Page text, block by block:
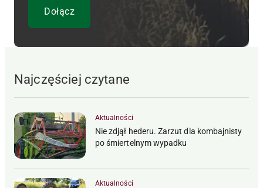
Najczęściej czytane
Aktualności
Nie zdjął hederu. Zarzut dla kombajnisty
po śmiertelnym wypadku
Aktualności